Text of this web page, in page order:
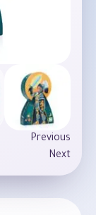
Previous
Next